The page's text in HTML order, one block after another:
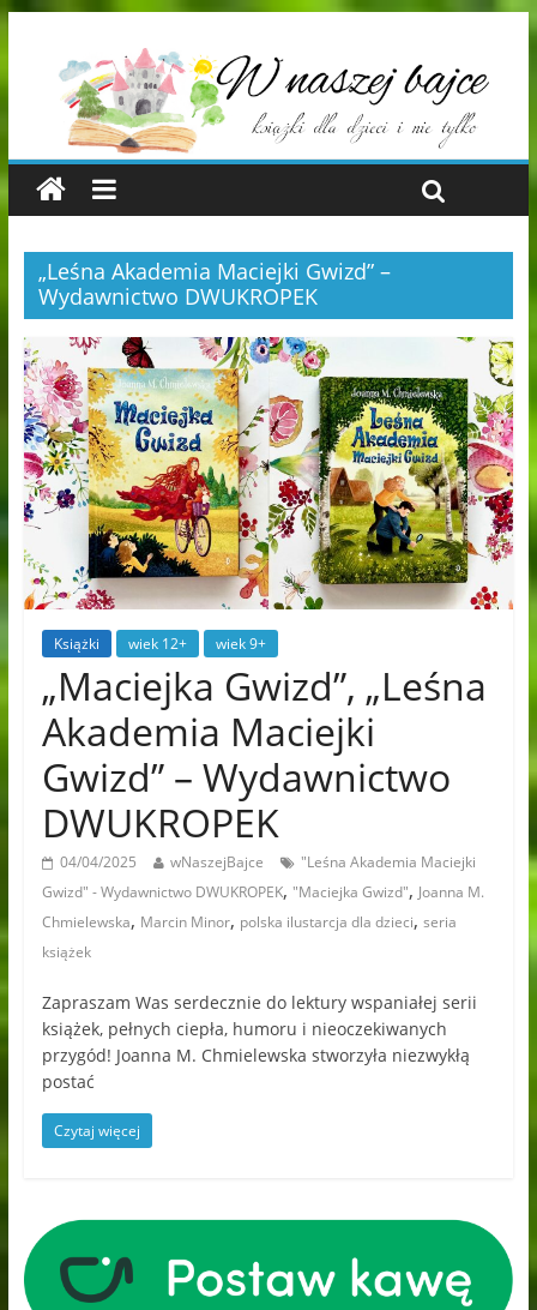
„Leśna Akademia Maciejki Gwizd” –
Wydawnictwo DWUKROPEK
Książki wiek 12+ wiek 9+
„Maciejka Gwizd”, „Leśna
Akademia Maciejki
Gwizd” – Wydawnictwo
DWUKROPEK
04/04/2025 wNaszejBajce
"Leśna Akademia Maciejki
Gwizd" - Wydawnictwo DWUKROPEK, "Maciejka Gwizd", Joanna M.
Chmielewska, Marcin Minor, polska ilustarcja dla dzieci, seria
książek
Zapraszam Was serdecznie do lektury wspaniałej serii
książek, pełnych ciepła, humoru i nieoczekiwanych
przygód! Joanna M. Chmielewska stworzyła niezwykłą
postać
Czytaj więcej